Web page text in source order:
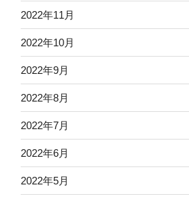
2022年11月
2022年10月
2022年9月
2022年8月
2022年7月
2022年6月
2022年5月